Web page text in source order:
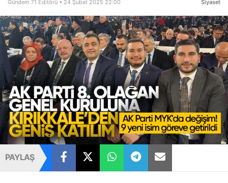
Gündem 71 Editörü • 24 Şubat 2025 22:00 Siyaset
PAYLAŞ